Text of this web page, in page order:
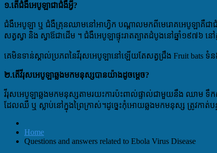
១.តើជំងឺអេបូឡាជាជំងឺអ្វី?
ជំងឺអេបូឡា ឬ ជំងឺគ្រុនឈាមនៅអាហ្វិក បណ្តាលមកពីមេរោគអេបូឡាគឺជា
សត្វស្វា និង ស្វាឪជាដើម ។ ជំងឺអេបូឡាផ្ទុះរាតត្បាតដំបូងនៅឆ្នាំ១៩
គេមិនទាន់ស្គាល់ប្រភពនៃវីរុសអេបូឡានៅឡើយតែសត្វជ្រឹង Fruit
២.តើវីរុសអេបូឡាឆ្លងមកមនុស្សបានយ៉ាងដូចម្តេច?
វីរុសអេបូឡាឆ្លងមកមនុស្សតាមរយះការប៉ះពាល់ផ្ទាល់ជាមួយនឹង ឈាម ទឹកស
ដែលឈឺ ឬ ស្លាប់នៅក្នុងព្រៃក្រាស់។​ដូច្នេះកុំអោយឆ្លងមកមនុស្ស ត្រូវកា
Home
Questions and answers related to Ebola Virus Disease